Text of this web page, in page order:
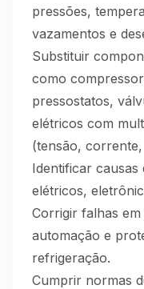
pressões,
vazamentos e
Substituir
como
pressostatos,
elétricos com
(tensão,
Identificar causas
elétricos,
Corrigir falhas
automação e
refrigeração.
Cumprir normas